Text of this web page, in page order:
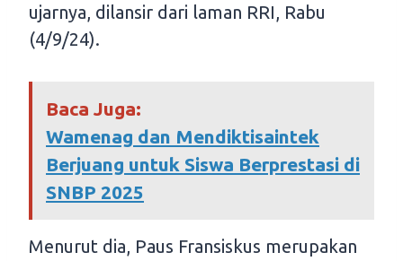
ujarnya, dilansir dari laman RRI, Rabu
(4/9/24).
Baca Juga:
Wamenag dan Mendiktisaintek
Berjuang untuk Siswa Berprestasi di
SNBP 2025
Menurut dia, Paus Fransiskus merupakan